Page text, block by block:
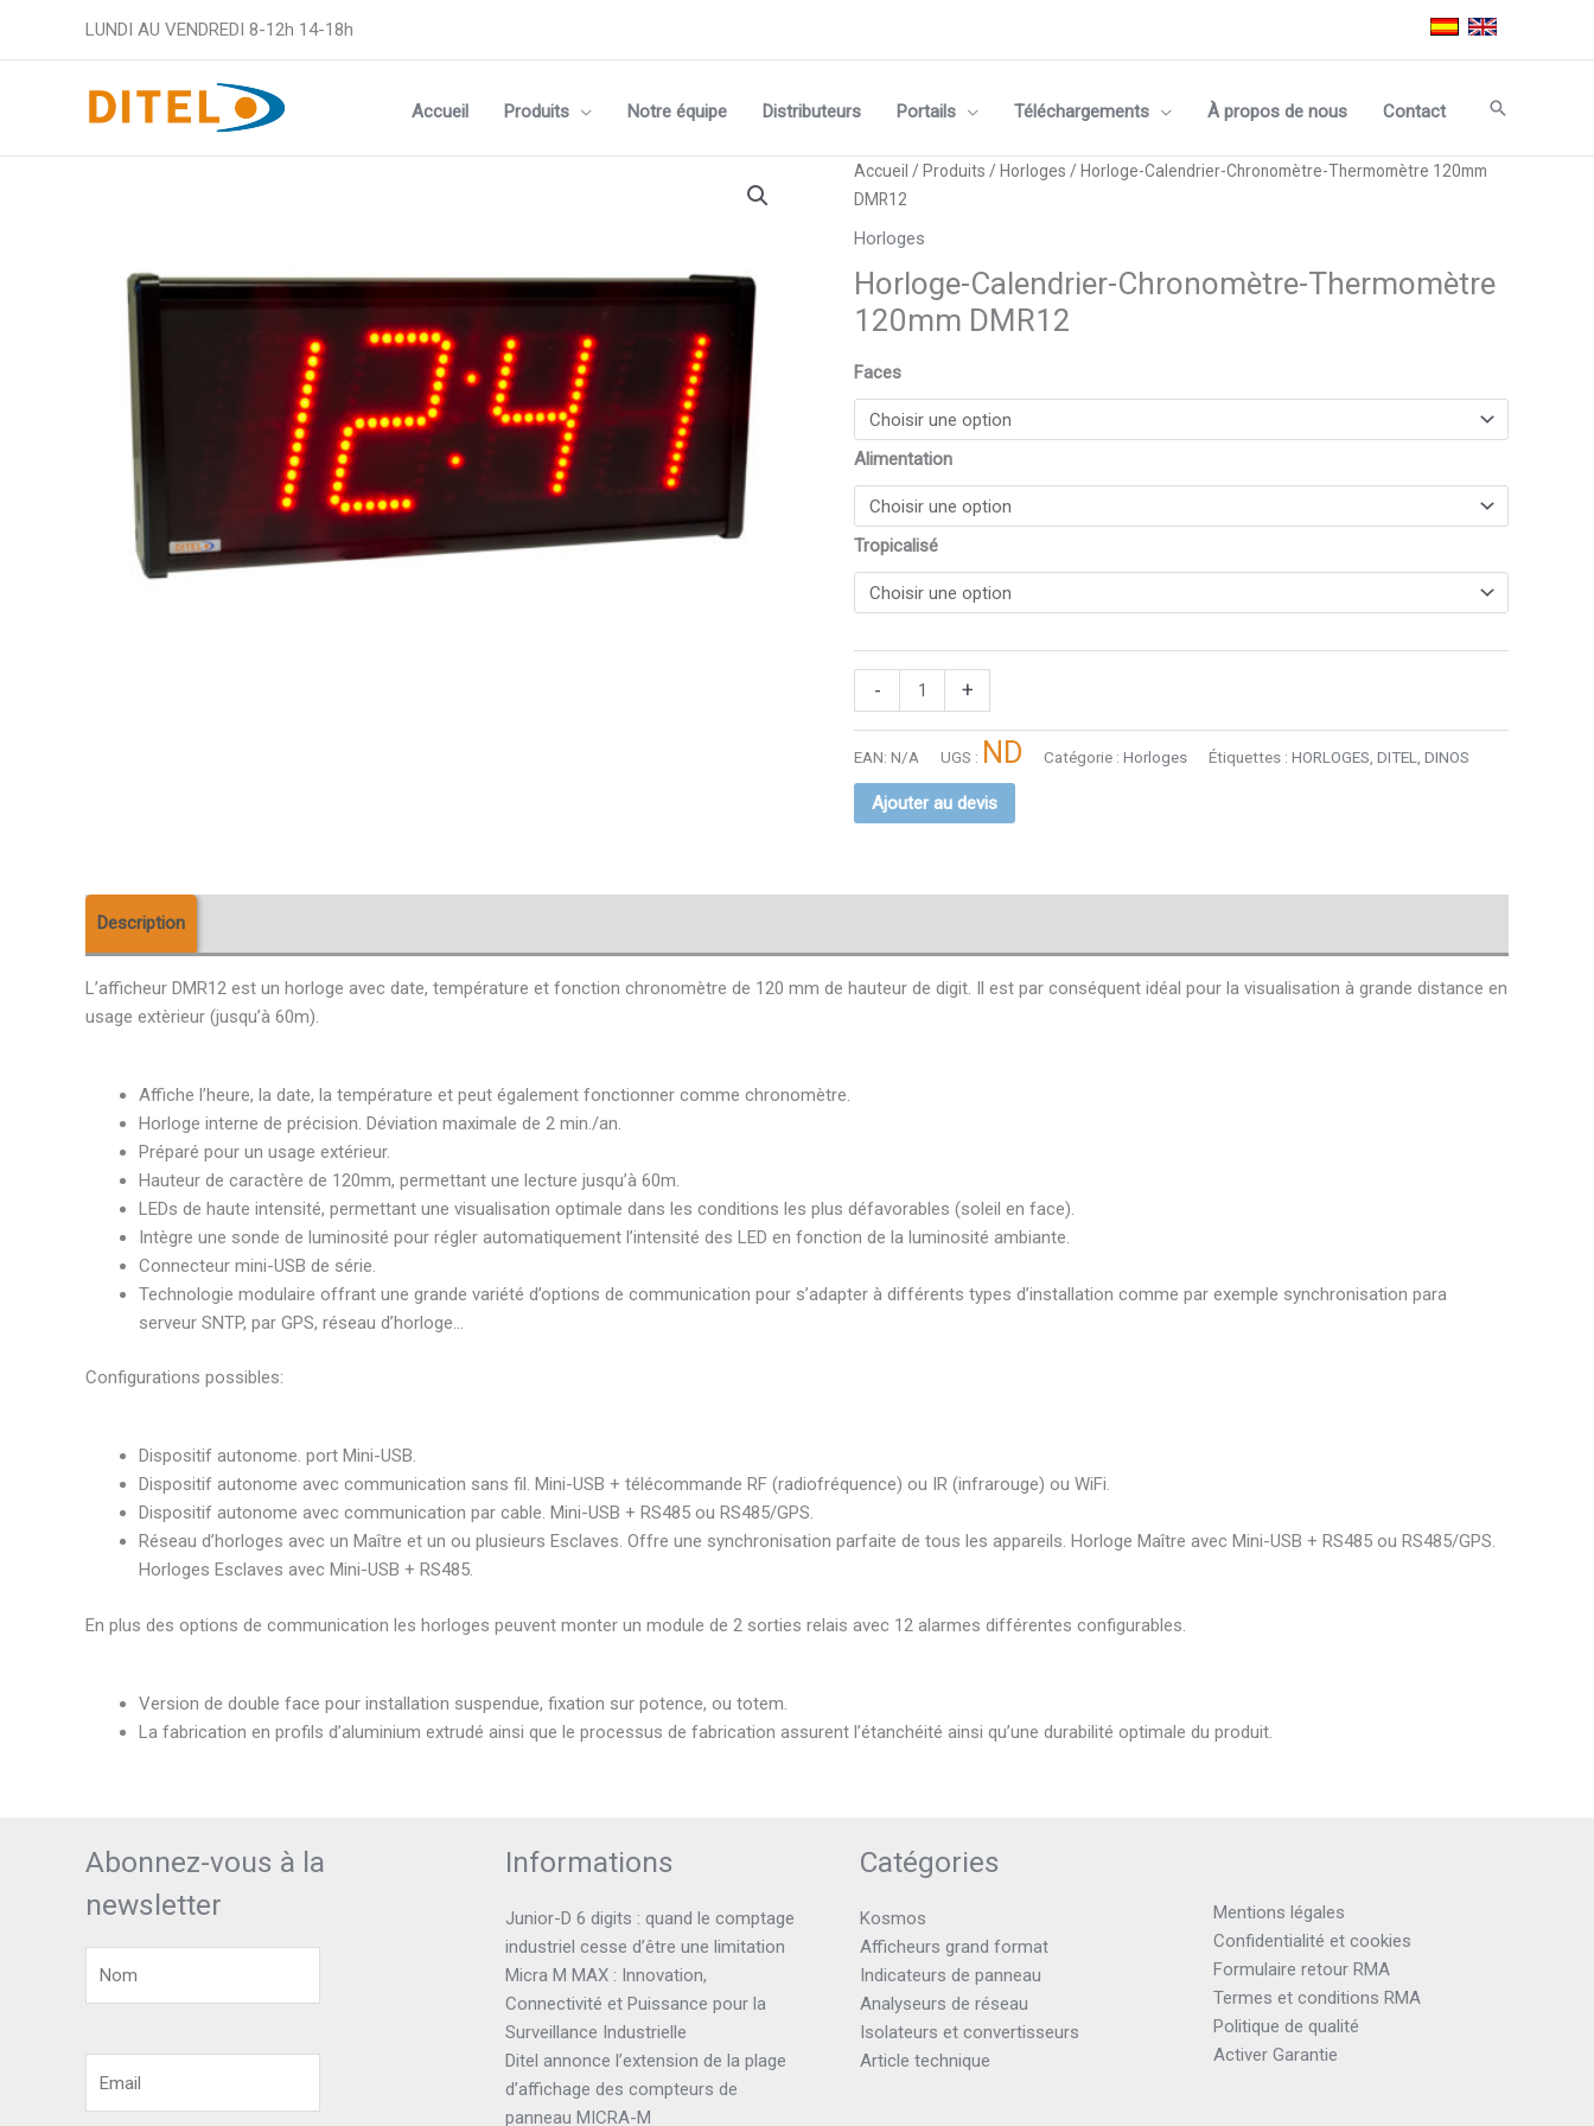
LUNDI AU VENDREDI 8-12h 14-18h
Accueil Produits Notre équipe Distributeurs Portails Téléchargements À propos de nous Contact
Accueil / Produits / Horloges / Horloge-Calendrier-Chronomètre-Thermomètre 120mm
DMR12
Horloges
Horloge-Calendrier-Chronomètre-Thermomètre
120mm DMR12
Faces
Alimentation
Tropicalisé
-
quantité
de
Horloge-
Calendrier-
Chronomètre-
Thermomètre
DMR12
+
EAN: N/A UGS : ND Catégorie : Horloges Étiquettes : HORLOGES DITEL DINOS
Ajouter au devis
Description
L’afficheur DMR12 est un horloge avec date, température et fonction chronomètre de 120 mm de hauteur de digit. Il est par conséquent idéal pour la visualisation à grande distance en
usage extèrieur (jusqu’à 60m).
Affiche l’heure, la date, la température et peut également fonctionner comme chronomètre.
Horloge interne de précision. Déviation maximale de 2 min./an.
Préparé pour un usage extérieur.
Hauteur de caractère de 120mm, permettant une lecture jusqu’à 60m.
LEDs de haute intensité, permettant une visualisation optimale dans les conditions les plus défavorables (soleil en face).
Intègre une sonde de luminosité pour régler automatiquement l’intensité des LED en fonction de la luminosité ambiante.
Connecteur mini-USB de série.
Technologie modulaire offrant une grande variété d’options de communication pour s’adapter à différents types d’installation comme par exemple synchronisation para
serveur SNTP, par GPS, réseau d’horloge…
Configurations possibles:
Dispositif autonome. port Mini-USB.
Dispositif autonome avec communication sans fil. Mini-USB + télécommande RF (radiofréquence) ou IR (infrarouge) ou WiFi.
Dispositif autonome avec communication par cable. Mini-USB + RS485 ou RS485/GPS.
Réseau d’horloges avec un Maître et un ou plusieurs Esclaves. Offre une synchronisation parfaite de tous les appareils. Horloge Maître avec Mini-USB + RS485 ou RS485/GPS.
Horloges Esclaves avec Mini-USB + RS485.
En plus des options de communication les horloges peuvent monter un module de 2 sorties relais avec 12 alarmes différentes configurables.
Version de double face pour installation suspendue, fixation sur potence, ou totem.
La fabrication en profils d’aluminium extrudé ainsi que le processus de fabrication assurent l’étanchéité ainsi qu’une durabilité optimale du produit.
Abonnez-vous à la
newsletter
Informations
Junior-D 6 digits : quand le comptage
industriel cesse d’être une limitation
Micra M MAX : Innovation,
Connectivité et Puissance pour la
Surveillance Industrielle
Ditel annonce l’extension de la plage
d’affichage des compteurs de
panneau MICRA-M
Catégories
Kosmos
Afficheurs grand format
Indicateurs de panneau
Analyseurs de réseau
Isolateurs et convertisseurs
Article technique
Mentions légales
Confidentialité et cookies
Formulaire retour RMA
Termes et conditions RMA
Politique de qualité
Activer Garantie